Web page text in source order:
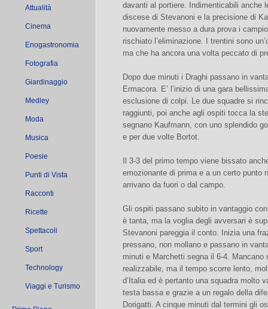
Attualità
Cinema
Enogastronomia
Fotografia
Giardinaggio
Medley
Moda
Musica
Poesie
Punti di Vista
Racconti
Ricette
Spettacoli
Sport
Technology
Viaggi e Turismo
davanti al portiere. Indimenticabili anche
discese di Stevanoni e la precisione di
nuovamente messo a dura prova i
rischiato l’eliminazione. I trentini sono
ma che ha ancora una volta peccato di
Dopo due minuti i Draghi passano in
Ermacora. E’ l’inizio di una gara
esclusione di colpi. Le due squadre si
raggiunti, poi anche agli ospiti tocca la
segnano Kaufmann, con uno splendido
e per due volte Bortot.
Il 3-3 del primo tempo viene bissato
emozionante di prima e a un certo
arrivano da fuori o dal campo.
Gli ospiti passano subito in vantaggio
è tanta, ma la voglia degli avversari è
Stevanoni pareggia il conto. Inizia una
pressano, non mollano e passano in
minuti e Marchetti segna il 6-4.
realizzabile, ma il tempo scorre lento,
d’Italia ed è pertanto una squadra molto
testa bassa e grazie a un regalo della
Dorigatti. A cinque minuti dal termini gli